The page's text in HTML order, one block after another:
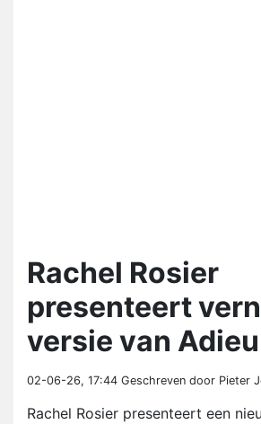
Rachel Rosier
presenteert
versie van
02-06-26, 17:44 Geschreven door Pieter
Rachel Rosier presenteert een